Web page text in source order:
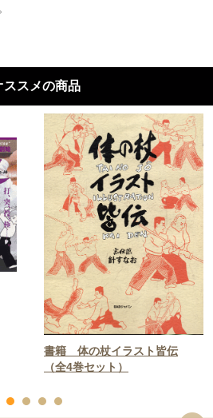
ススメの商品
書籍 体の杖イラスト皆伝
（全4巻セット）